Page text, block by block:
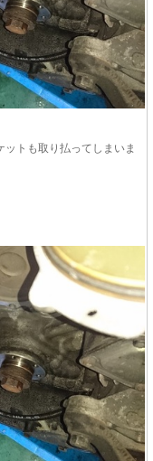
トも取り払ってしまいま